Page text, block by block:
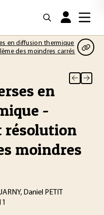
en diffusion thermique
des moindres carrés
en
-
résolution
moindres
Daniel PETIT